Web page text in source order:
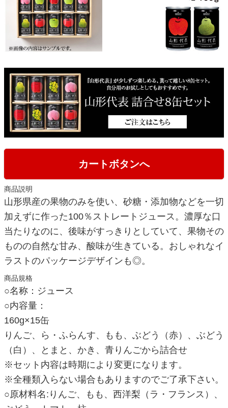
カートボタンへ
商品説明
山形県産の果物のみを使い、砂糖・添加物などを一切
加えずに作った100％ストレートジュース。濃厚な口
当たりなのに、後味がすっきりとしていて、果物その
ものの自然な甘み、酸味が生きている。おしゃれなイ
ラストのパッケージデザインも◎。
商品規格
○名称：ジュース
○内容量：
160g×15缶
りんご、ら・ふらんす、もも、ぶどう（赤）、ぶどう
（白）、とまと、かき、青りんごから詰合せ
※セット内容は時期により変更になります。
※全種類入らない場合もありますのでご了承下さい。
○原材料名:りんご、もも、西洋梨（ラ・フランス）、